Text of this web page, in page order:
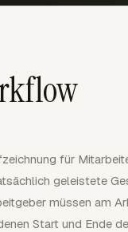
für
geleistete
müssen am
Start und Ende